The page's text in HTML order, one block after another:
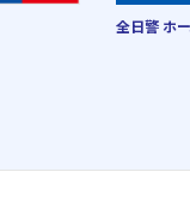
全日警 ホー